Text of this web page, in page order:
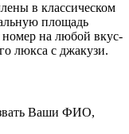
в классическом
площадь
на любой вкус-
люкса с джакузи.
Ваши ФИО,